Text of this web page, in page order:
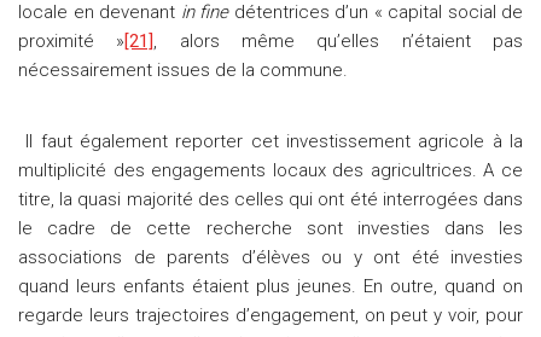
locale en devenant in finedétentrices d’un « capital social de
proximité »[21], alors même qu’elles n’étaient pas
nécessairement issues de la commune.
Il faut également reporter cet investissement agricole à la
multiplicité des engagements locaux des agricultrices. A ce
titre, la quasi majorité des celles qui ont été interrogées dans
le cadre de cette recherche sont investies dans les
associations de parents d’élèves ou y ont été investies
quand leurs enfants étaient plus jeunes. En outre, quand on
regarde leurs trajectoires d’engagement, on peut y voir, pour